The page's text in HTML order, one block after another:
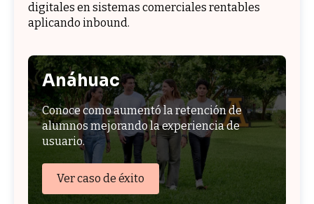
digitales en sistemas comerciales rentables
aplicando inbound.
Anáhuac
Conoce como aumentó la retención de
alumnos mejorando la experiencia de
usuario.
Ver caso de éxito